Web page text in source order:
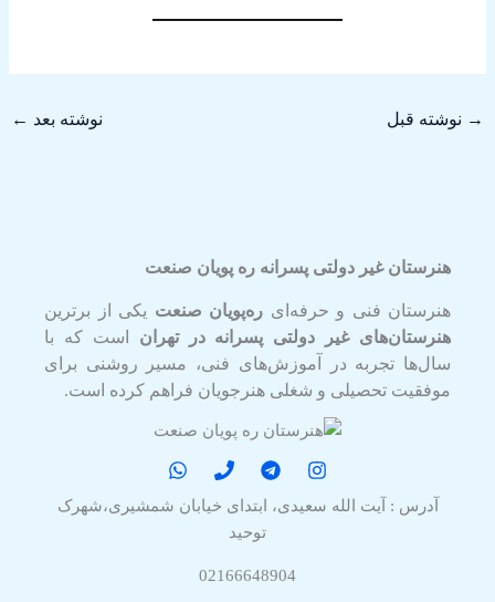
→ نوشته قبل نوشته بعد ←
هنرستان غیر دولتی پسرانه ره پویان صنعت
هنرستان فنی و حرفه‌ای ره‌پویان صنعت یکی از برترین
هنرستان‌های غیر دولتی پسرانه در تهران است که با
سال‌ها تجربه در آموزش‌های فنی، مسیر روشنی برای
موفقیت تحصیلی و شغلی هنرجویان فراهم کرده است.
آدرس : آیت الله سعیدی، ابتدای خیابان شمشیری،شهرک
توحید
02166648904